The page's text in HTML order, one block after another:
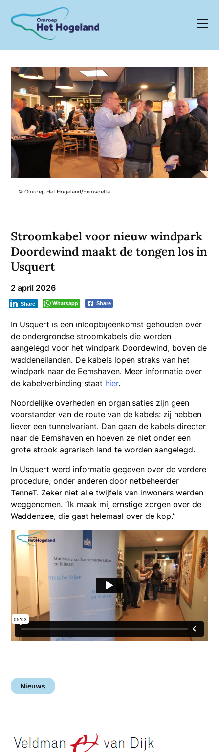
content
© Omroep Het Hogeland/Eemsdelta
Stroomkabel voor nieuw windpark
Doordewind maakt de tongen los in
Usquert
2 april 2026
Whatsapp Share
Share
In Usquert is een inloopbijeenkomst gehouden over
de ondergrondse stroomkabels die worden
aangelegd voor het windpark Doordewind, boven de
waddeneilanden. De kabels lopen straks van het
windpark naar de Eemshaven. Meer informatie over
de kabelverbinding staat hier.
Noordelijke overheden en organisaties zijn geen
voorstander van de route van de kabels: zij hebben
liever een tunnelvariant. Dan gaan de kabels directer
naar de Eemshaven en hoeven ze niet onder een
grote strook agrarisch land te worden aangelegd.
In Usquert werd informatie gegeven over de verdere
procedure, onder anderen door netbeheerder
TenneT. Zeker niet alle twijfels van inwoners werden
weggenomen. “Ik maak mij ernstige zorgen over de
Waddenzee, die gaat helemaal over de kop.”
Nieuws